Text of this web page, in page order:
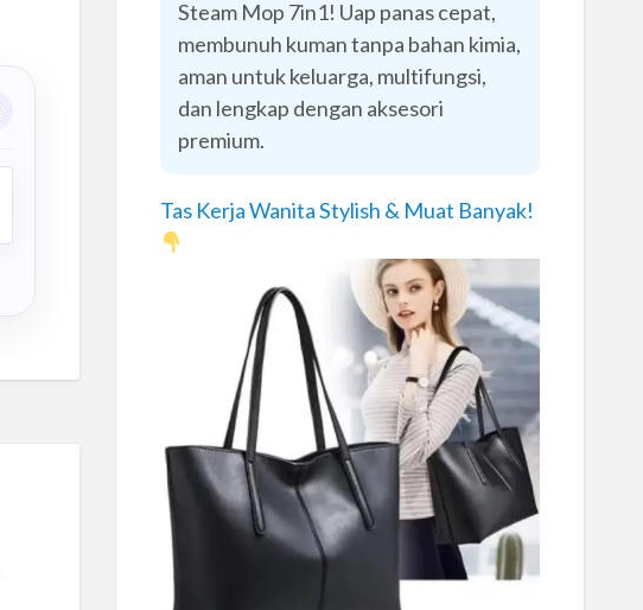
Steam Mop 7in1! Uap panas cepat,
membunuh kuman tanpa bahan kimia,
aman untuk keluarga, multifungsi,
dan lengkap dengan aksesori
premium.
Tas Kerja Wanita Stylish & Muat Banyak!